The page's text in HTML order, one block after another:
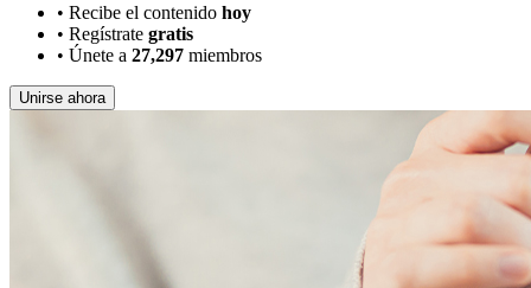
• Recibe el contenido hoy
• Regístrate gratis
• Únete a 27,297 miembros
Unirse ahora